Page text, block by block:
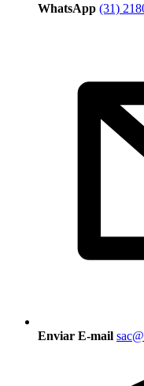
WhatsApp (31)
Enviar E-mail